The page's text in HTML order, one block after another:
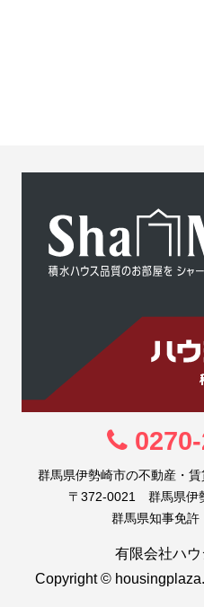
0270-
群馬県伊勢崎市の不動産・
〒372-0021 群馬県伊
群馬県知事免
有限会社ハ
Copyright ©